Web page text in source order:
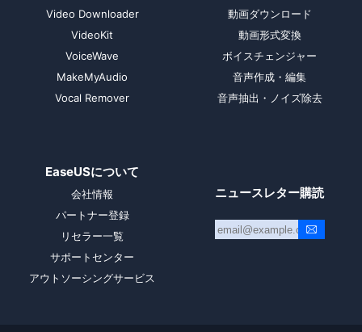
Video Downloader
VideoKit
VoiceWave
MakeMyAudio
Vocal Remover
動画ダウンロード
動画形式変換
ボイスチェンジャー
音声作成・編集
音声抽出・ノイズ除去
EaseUSについて
会社情報
パートナー登録
リセラー一覧
サポートセンター
アウトソーシングサービス
ニュースレター購読